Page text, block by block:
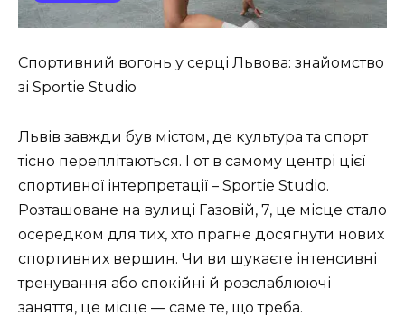
Спортивний вогонь у серці Львова: знайомство
зі Sportie Studio
Львів завжди був містом, де культура та спорт
тісно переплітаються. І от в самому центрі цієї
спортивної інтерпретації – Sportie Studio.
Розташоване на вулиці Газовій, 7, це місце стало
осередком для тих, хто прагне досягнути нових
спортивних вершин. Чи ви шукаєте інтенсивні
тренування або спокійні й розслаблюючі
заняття, це місце — саме те, що треба.